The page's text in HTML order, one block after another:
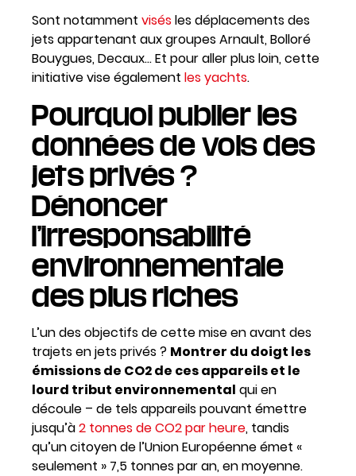
Sont notamment visésles déplacements des
jets appartenant aux groupes Arnault, Bolloré
Bouygues, Decaux… Et pour aller plus loin, cette
initiative vise également les yachts.
Pourquoi publier les
données de vols des
jets privés ?
Dénoncer
l’irresponsabilité
environnementale
des plus riches
L’un des objectifs de cette mise en avant des
trajets en jets privés ? Montrer du doigt les
émissions de CO2 de ces appareils et le
lourd tribut environnemental qui en
découle – de tels appareils pouvant émettre
jusqu’à2 tonnes de CO2 par heure, tandis
qu’un citoyen de l’Union Européenne émet «
seulement » 7,5 tonnes par an, en moyenne.